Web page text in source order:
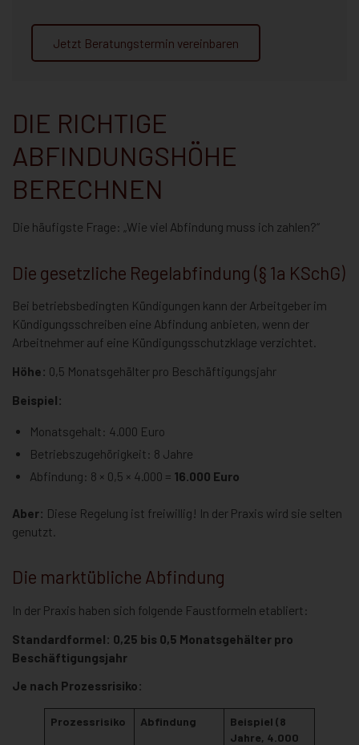
Jetzt Beratungstermin vereinbaren
DIE RICHTIGE
ABFINDUNGSHÖHE
BERECHNEN
Die häufigste Frage: „Wie viel Abfindung muss ich zahlen?“
Die gesetzliche Regelabfindung (§ 1a KSchG)
Bei betriebsbedingten Kündigungen kann der Arbeitgeber im
Kündigungsschreiben eine Abfindung anbieten, wenn der
Arbeitnehmer auf eine Kündigungsschutzklage verzichtet.
Höhe: 0,5 Monatsgehälter pro Beschäftigungsjahr
Beispiel:
Monatsgehalt: 4.000 Euro
Betriebszugehörigkeit: 8 Jahre
Abfindung: 8 × 0,5 × 4.000 = 16.000 Euro
Aber: Diese Regelung ist freiwillig! In der Praxis wird sie selten
genutzt.
Die marktübliche Abfindung
In der Praxis haben sich folgende Faustformeln etabliert:
Standardformel: 0,25 bis 0,5 Monatsgehälter pro
Beschäftigungsjahr
Je nach Prozessrisiko:
Prozessrisiko Abfindung
Beispiel (8
Jahre, 4.000